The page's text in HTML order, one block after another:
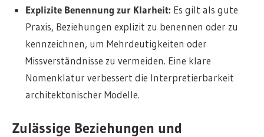
Explizite Benennung zur Klarheit: Es gilt als gute
Praxis, Beziehungen explizit zu benennen oder zu
kennzeichnen, um Mehrdeutigkeiten oder
Missverständnisse zu vermeiden. Eine klare
Nomenklatur verbessert die Interpretierbarkeit
architektonischer Modelle.
Zulässige Beziehungen und